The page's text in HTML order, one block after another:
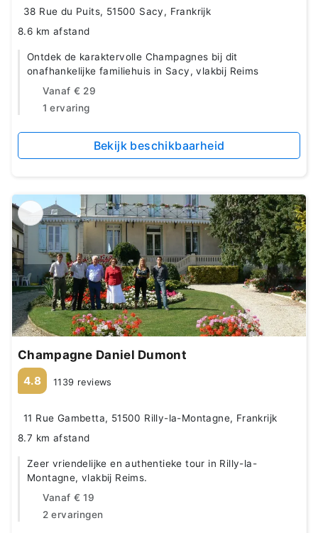
38 Rue du Puits, 51500 Sacy, Frankrijk
8.6 km afstand
Ontdek de karaktervolle Champagnes bij dit
onafhankelijke familiehuis in Sacy, vlakbij Reims
Vanaf € 29
1 ervaring
Bekijk beschikbaarheid
Champagne Daniel Dumont
4.8 1139 reviews
11 Rue Gambetta, 51500 Rilly-la-Montagne, Frankrijk
8.7 km afstand
Zeer vriendelijke en authentieke tour in Rilly-la-
Montagne, vlakbij Reims.
Vanaf € 19
2 ervaringen